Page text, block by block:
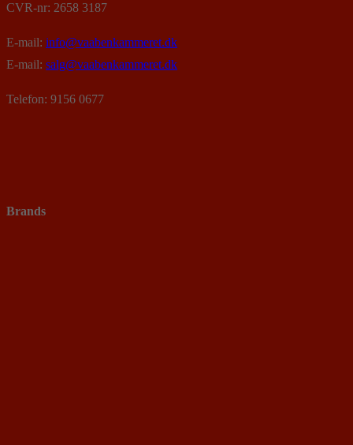
CVR-nr: 2658 3187
E-mail: info@vaabenkammeret.dk
E-mail: salg@vaabenkammeret.dk
Telefon: 9156 0677
Brands